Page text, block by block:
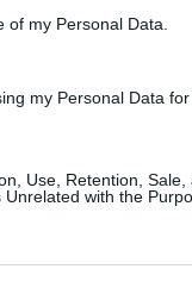
my Personal Data.
my Personal Data for
Use, Retention, Sale,
with the